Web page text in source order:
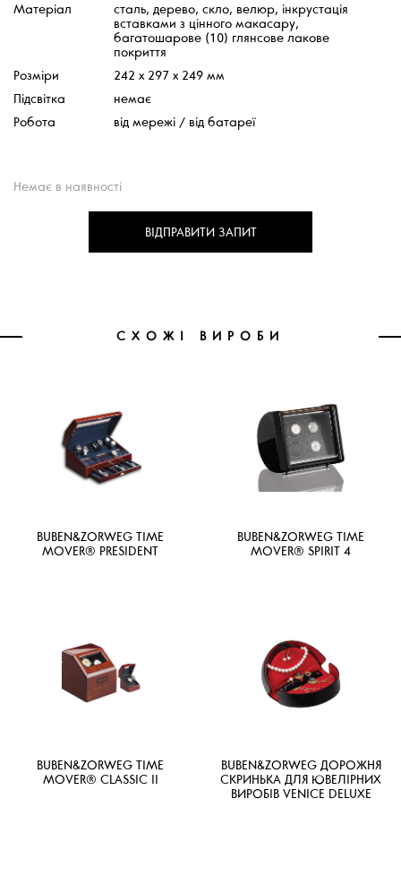
Матеріал
сталь, дерево, скло, велюр, інкрустація
вставками з цінного макасару,
багатошарове (10) глянсове лакове
покриття
Розміри
242 х 297 х 249 мм
Підсвітка
немає
Робота
від мережі / від батареї
Немає в наявності
ВІДПРАВИТИ ЗАПИТ
СХОЖІ ВИРОБИ
BUBEN&ZORWEG TIME
MOVER® PRESIDENT
BUBEN&ZORWEG TIME
MOVER® SPIRIT 4
BUBEN&ZORWEG TIME
MOVER® CLASSIC II
BUBEN&ZORWEG ДОРОЖНЯ
СКРИНЬКА ДЛЯ ЮВЕЛІРНИХ
ВИРОБІВ VENICE DELUXE